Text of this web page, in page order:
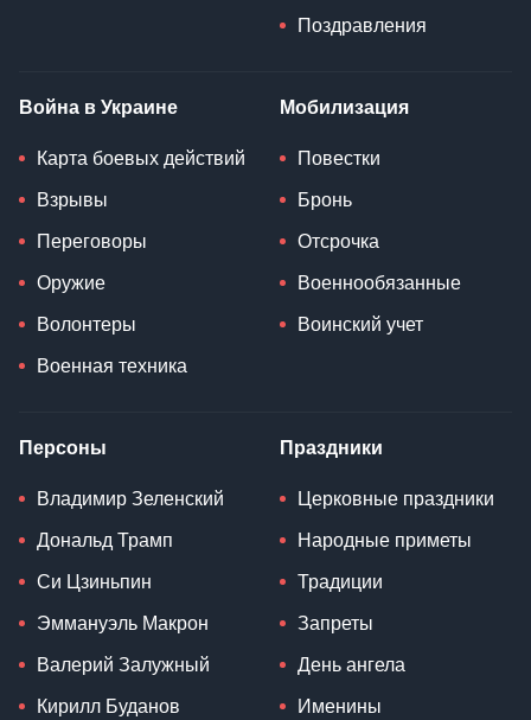
Поздравления
Война в Украине
Карта боевых действий
Взрывы
Переговоры
Оружие
Волонтеры
Военная техника
Мобилизация
Повестки
Бронь
Отсрочка
Военнообязанные
Воинский учет
Персоны
Владимир Зеленский
Дональд Трамп
Си Цзиньпин
Эммануэль Макрон
Валерий Залужный
Кирилл Буданов
Праздники
Церковные праздники
Народные приметы
Традиции
Запреты
День ангела
Именины